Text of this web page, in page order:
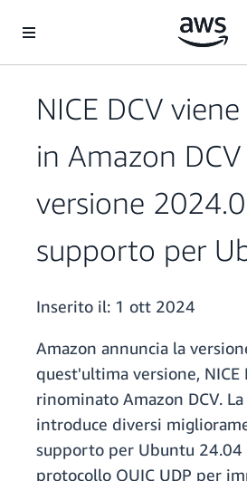
NICE DCV
in Amazon
versione
supporto per
Inserito il: 1 ott 2024
Amazon annuncia la
quest'ultima versione, NICE
rinominato Amazon DCV.
introduce diversi
supporto per Ubuntu
protocollo QUIC UDP per